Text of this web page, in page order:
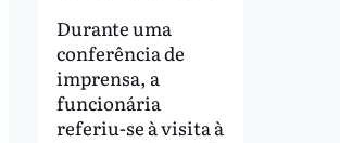
Durante uma
conferência de
imprensa, a
funcionária
referiu-se à visita à